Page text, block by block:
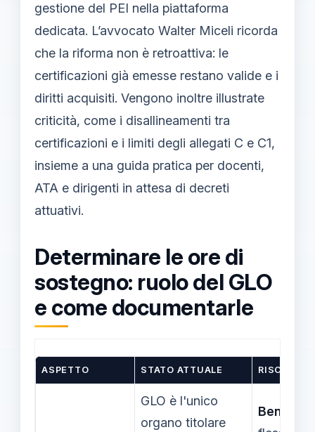
gestione del PEI nella piattaforma
dedicata. L’avvocato Walter Miceli ricorda
che la riforma non è retroattiva: le
certificazioni già emesse restano valide e i
diritti acquisiti. Vengono inoltre illustrate
criticità, come i disallineamenti tra
certificazioni e i limiti degli allegati C e C1,
insieme a una guida pratica per docenti,
ATA e dirigenti in attesa di decreti
attuativi.
Determinare le ore di
sostegno: ruolo del GLO
e come documentarle
ASPETTO STATO ATTUALE RISCHI /
GLO è l'unico
organo titolare
Benefici: